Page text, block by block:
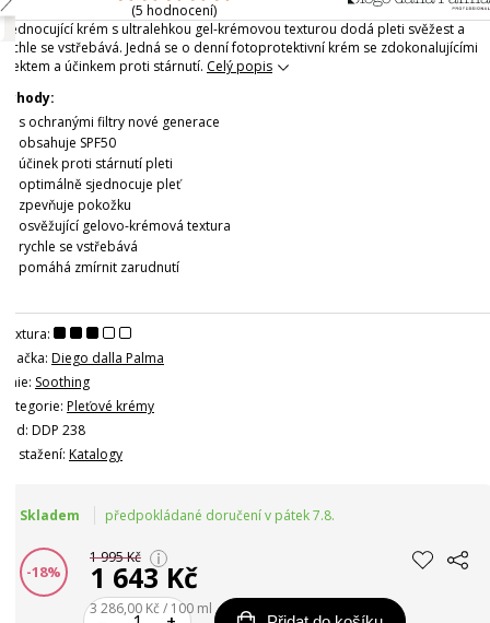
(5 hodnocení)
Sjednocující krém s ultralehkou gel-krémovou texturou dodá pleti svěžest a
rychle se vstřebává. Jedná se o denní fotoprotektivní krém se zdokonalujícími
efektem a účinkem proti stárnutí. Celý popis
Výhody:
s ochranými filtry nové generace
obsahuje SPF50
účinek proti stárnutí pleti
optimálně sjednocuje pleť
zpevňuje pokožku
osvěžující gelovo-krémová textura
rychle se vstřebává
pomáhá zmírnit zarudnutí
Textura:
Značka: Diego dalla Palma
Linie: Soothing
Kategorie: Pleťové krémy
Kód: DDP 238
Ke stažení: Katalogy
Skladem předpokládané doručení v pátek 7.8.
-18%
1 995 Kč
1 643 Kč
3 286,00 Kč / 100 ml